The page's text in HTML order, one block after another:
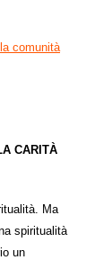
comunità
CARITÀ
Ma
spiritualità
un